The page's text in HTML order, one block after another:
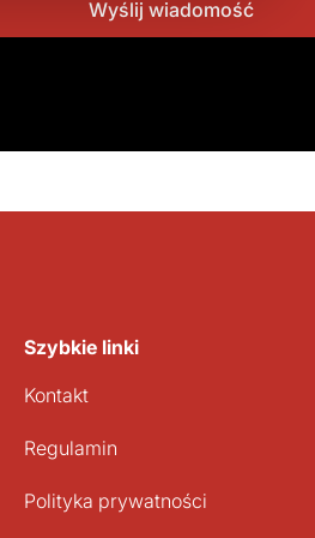
Szybkie linki
Kontakt
Regulamin
Polityka prywatności